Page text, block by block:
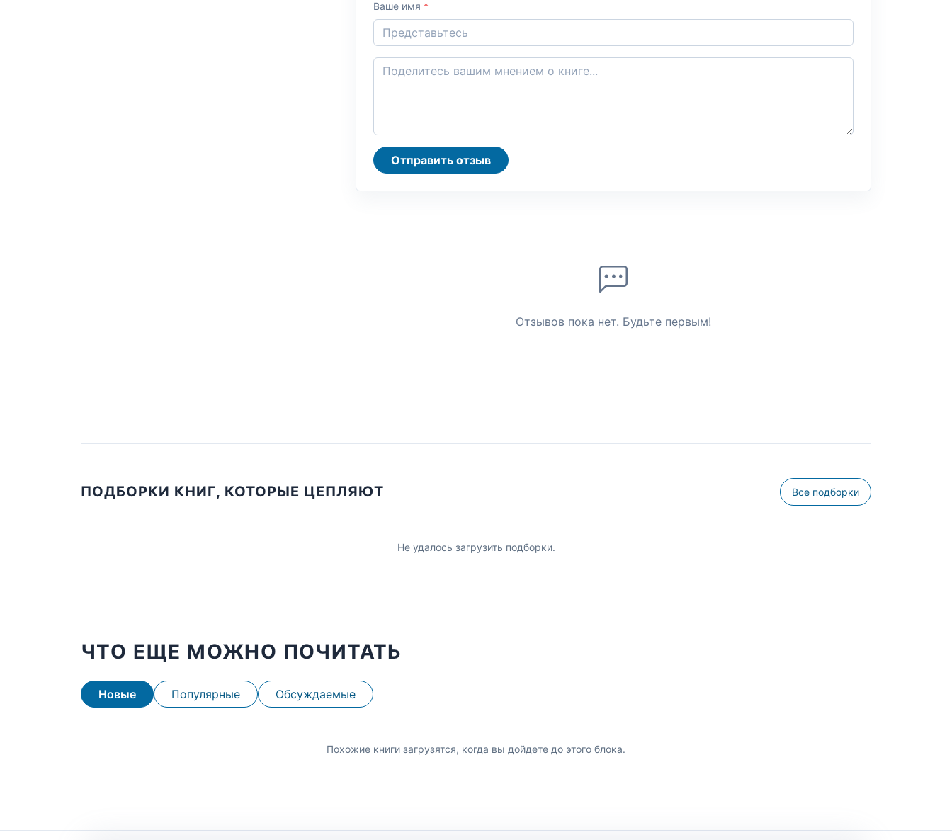
Ваше имя *
Отправить отзыв
Отзывов пока нет. Будьте первым!
ПОДБОРКИ КНИГ, КОТОРЫЕ ЦЕПЛЯЮТ Все подборки
Не удалось загрузить подборки.
ЧТО ЕЩЕ МОЖНО ПОЧИТАТЬ
Новые Популярные Обсуждаемые
Похожие книги загрузятся, когда вы дойдете до этого блока.